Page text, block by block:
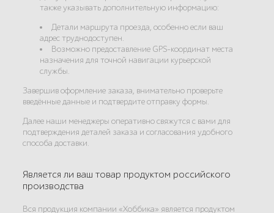
также указывать дополнительную информацию:
Детали маршрута проезда, особенно если ваш
адрес труднодоступен.
Возможно предоставление GPS-координат места
назначения для точной навигации курьерской
службы.
Завершив оформление заказа, внимательно проверьте
введённые данные и подтвердите отправку формы.
Далее наши менеджеры оперативно свяжутся с вами для
подтверждения деталей заказа и согласования удобного
способа доставки.
Является ли ваш товар продуктом российского
производства
Вся продукция компании «Хоббика» является продуктом